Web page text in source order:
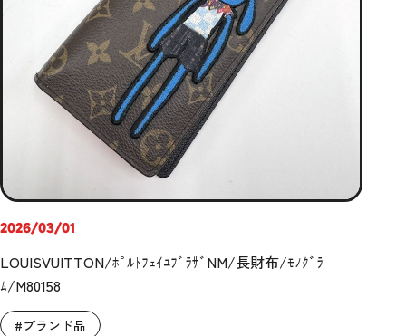
2026/03/01
LOUISVUITTON/ﾎﾟﾙﾄﾌｪｲﾕﾌﾞﾗｻﾞNM/長財布/ﾓﾉｸﾞﾗ
ﾑ/M80158
#ブランド品